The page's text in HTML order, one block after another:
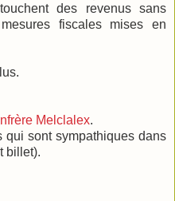
des revenus sans
fiscales mises en
Melclalex.
sont sympathiques dans
billet).